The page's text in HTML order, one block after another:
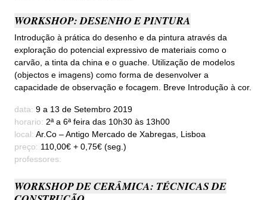
WORKSHOP: DESENHO E PINTURA
Introdução à prática do desenho e da pintura através da
exploração do potencial expressivo de materiais como o
carvão, a tinta da china e o guache. Utilização de modelos
(objectos e imagens) como forma de desenvolver a
capacidade de observação e focagem. Breve Introdução à cor.
data: 9 a 13 de Setembro 2019
horario: 2ª a 6ª feira das 10h30 às 13h00
local: Ar.Co – Antigo Mercado de Xabregas, Lisboa
preço: 110,00€ + 0,75€ (seg.)
professores:
WORKSHOP DE CERÂMICA: TÉCNICAS DE